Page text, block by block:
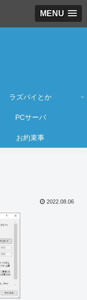
MENU
ラズパイとか
PCサーバ
お約束事
2022.08.06